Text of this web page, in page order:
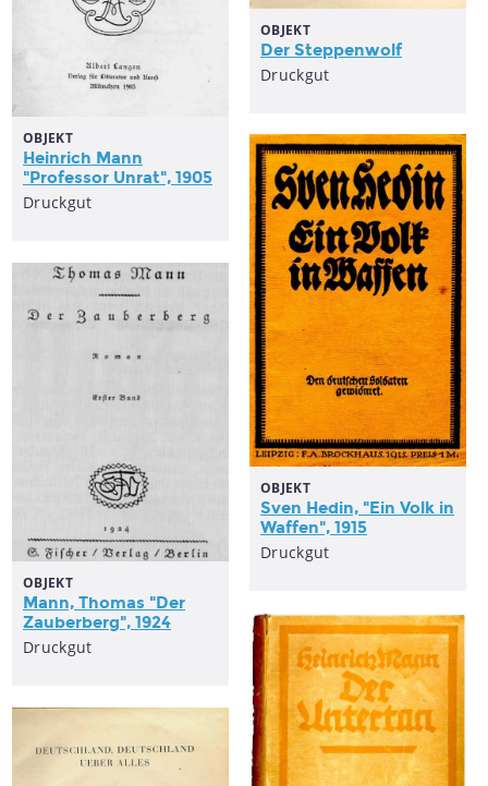
OBJEKT
Der Steppenwolf
Druckgut
OBJEKT
Heinrich Mann
"Professor Unrat", 1905
Druckgut
OBJEKT
Sven Hedin, "Ein Volk in
Waffen", 1915
Druckgut
OBJEKT
Mann, Thomas "Der
Zauberberg", 1924
Druckgut